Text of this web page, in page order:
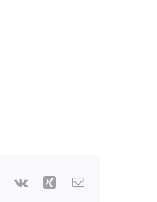
Pinterest
Vk Xing Email: